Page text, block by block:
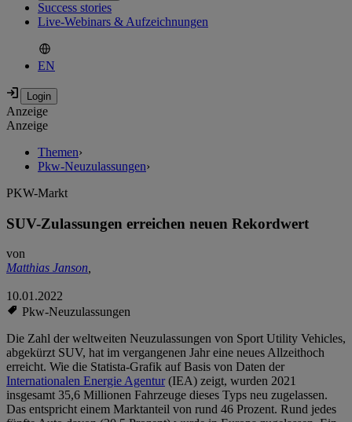
Success stories
Live-Webinars & Aufzeichnungen
EN
Anzeige
Anzeige
Themen›
Pkw-Neuzulassungen›
PKW-Markt
SUV-Zulassungen erreichen neuen Rekordwert
von
Matthias Janson,
10.01.2022
Pkw-Neuzulassungen
Die Zahl der weltweiten Neuzulassungen von Sport Utility Vehicles,
abgekürzt SUV, hat im vergangenen Jahr eine neues Allzeithoch
erreicht. Wie die Statista-Grafik auf Basis von Daten der
Internationalen Energie Agentur(IEA) zeigt, wurden 2021
insgesamt 35,6 Millionen Fahrzeuge dieses Typs neu zugelassen.
Das entspricht einem Marktanteil von rund 46 Prozent. Rund jedes